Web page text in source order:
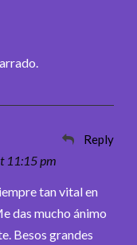
11:15 pm
Reply
tan vital en
das mucho ánimo
Besos grandes